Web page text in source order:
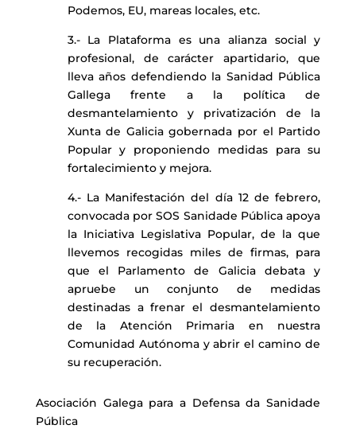
Podemos, EU, mareas locales, etc.
3.- La Plataforma es una alianza social y
profesional, de carácter apartidario, que
lleva años defendiendo la Sanidad Pública
Gallega frente a la política de
desmantelamiento y privatización de la
Xunta de Galicia gobernada por el Partido
Popular y proponiendo medidas para su
fortalecimiento y mejora.
4.- La Manifestación del día 12 de febrero,
convocada por SOS Sanidade Pública apoya
la Iniciativa Legislativa Popular, de la que
llevemos recogidas miles de firmas, para
que el Parlamento de Galicia debata y
apruebe un conjunto de medidas
destinadas a frenar el desmantelamiento
de la Atención Primaria en nuestra
Comunidad Autónoma y abrir el camino de
su recuperación.
Asociación Galega para a Defensa da Sanidade
Pública